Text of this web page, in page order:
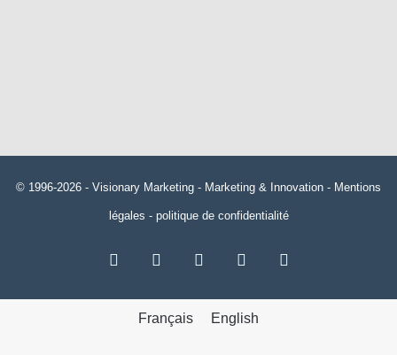
© 1996-2026 - Visionary Marketing - Marketing & Innovation - Mentions
légales - politique de confidentialité
Facebook Linkedin
Français English